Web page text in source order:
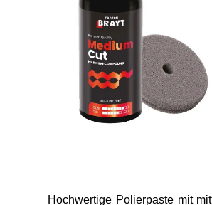
Hochwertige Polierpaste mit